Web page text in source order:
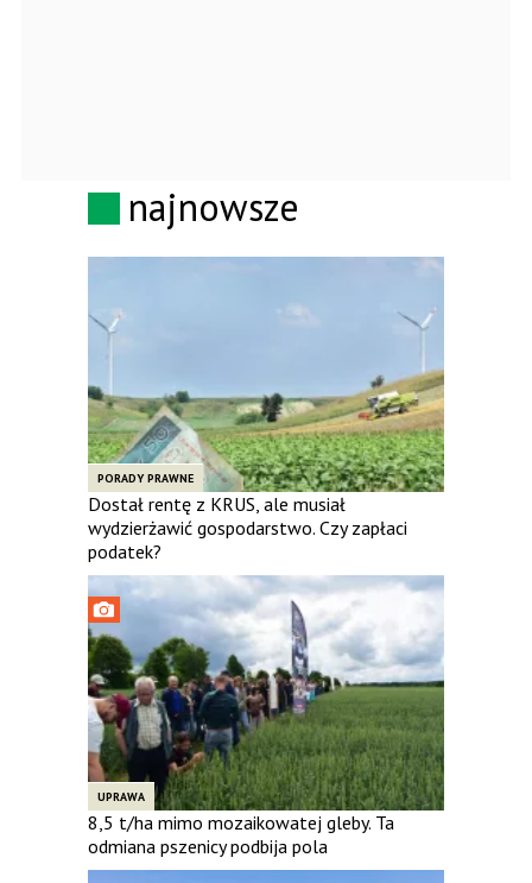
najnowsze
PORADY PRAWNE
Dostał rentę z KRUS, ale musiał
wydzierżawić gospodarstwo. Czy zapłaci
podatek?
UPRAWA
8,5 t/ha mimo mozaikowatej gleby. Ta
odmiana pszenicy podbija pola